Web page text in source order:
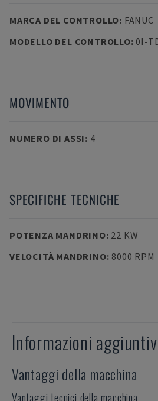
MARCA DEL CONTROLLO: FANUC
MODELLO DEL CONTROLLO: 0I-
MOVIMENTO
NUMERO DI ASSI: 4
SPECIFICHE TECNICHE
POTENZA MANDRINO: 22 KW
VELOCITÀ MANDRINO: 8000 RPM
Informazioni
Vantaggi della macchina
Vantaggi tecnici della macchina